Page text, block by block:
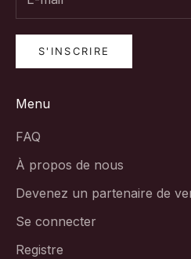
S'INSCRIRE
Menu
FAQ
À propos de nous
Devenez un partenaire de
Se connecter
Registre